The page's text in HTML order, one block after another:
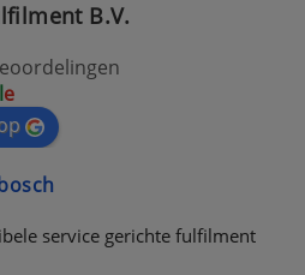
B.V.
e
service gerichte fulfilment